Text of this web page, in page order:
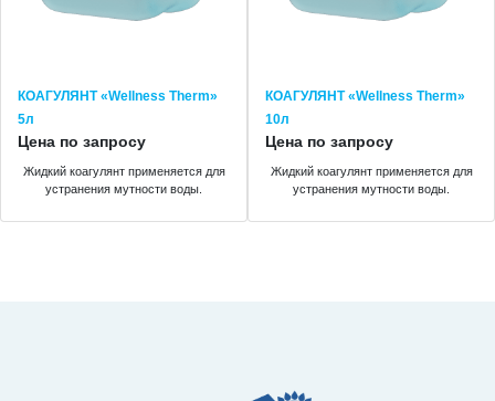
КОАГУЛЯНТ «Wellness Therm»
5л
Цена по запросу
Жидкий коагулянт применяется для
устранения мутности воды.
КОАГУЛЯНТ «Wellness Therm»
10л
Цена по запросу
Жидкий коагулянт применяется для
устранения мутности воды.